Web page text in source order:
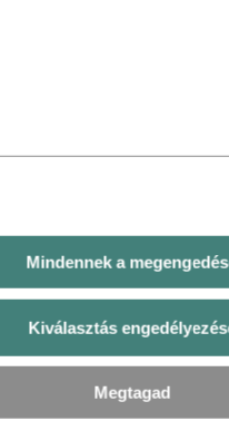
Mindennek a
Kiválasztás
Megtagad